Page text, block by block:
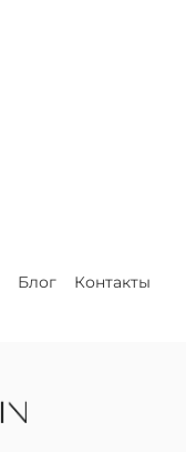
Блог Контакты